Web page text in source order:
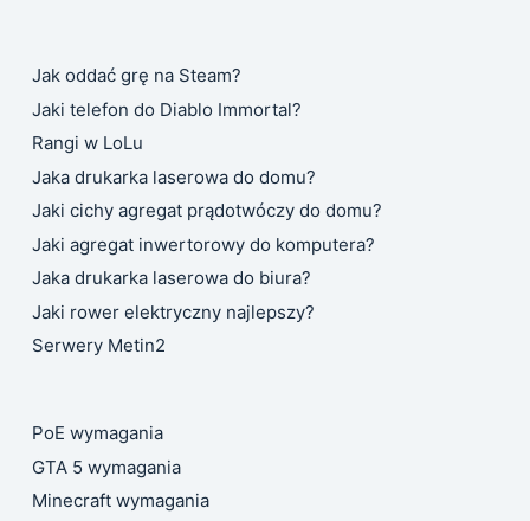
Jak oddać grę na Steam?
Jaki telefon do Diablo Immortal?
Rangi w LoLu
Jaka drukarka laserowa do domu?
Jaki cichy agregat prądotwóczy do domu?
Jaki agregat inwertorowy do komputera?
Jaka drukarka laserowa do biura?
Jaki rower elektryczny najlepszy?
Serwery Metin2
PoE wymagania
GTA 5 wymagania
Minecraft wymagania